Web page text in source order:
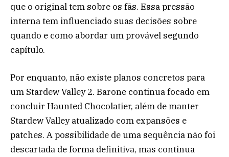
que o original tem sobre os fãs. Essa pressão
interna tem influenciado suas decisões sobre
quando e como abordar um provável segundo
capítulo.
Por enquanto, não existe planos concretos para
um Stardew Valley 2. Barone continua focado em
concluir Haunted Chocolatier, além de manter
Stardew Valley atualizado com expansões e
patches. A possibilidade de uma sequência não foi
descartada de forma definitiva, mas continua